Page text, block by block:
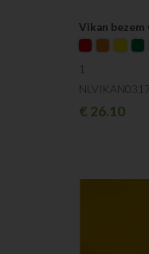
Vikan bezem
1
€26.10